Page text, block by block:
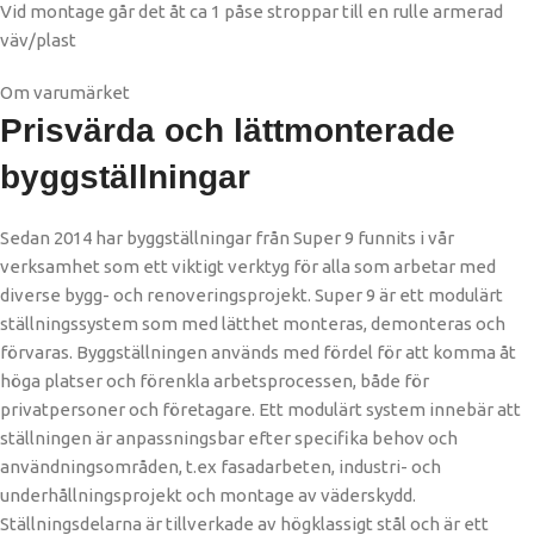
Vid montage går det åt ca 1 påse stroppar till en rulle armerad
väv/plast
Om varumärket
Prisvärda och lättmonterade
byggställningar
Sedan 2014 har byggställningar från Super 9 funnits i vår
verksamhet som ett viktigt verktyg för alla som arbetar med
diverse bygg- och renoveringsprojekt. Super 9 är ett modulärt
ställningssystem som med lätthet monteras, demonteras och
förvaras. Byggställningen används med fördel för att komma åt
höga platser och förenkla arbetsprocessen, både för
privatpersoner och företagare. Ett modulärt system innebär att
ställningen är anpassningsbar efter specifika behov och
användningsområden, t.ex fasadarbeten, industri- och
underhållningsprojekt och montage av väderskydd.
Ställningsdelarna är tillverkade av högklassigt stål och är ett